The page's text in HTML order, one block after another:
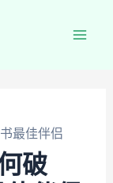
最佳伴侣
破